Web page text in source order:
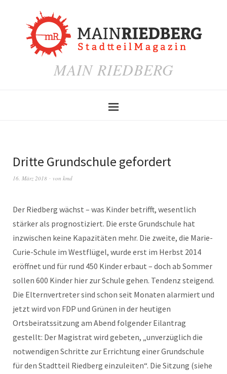
MAIN RIEDBERG
Dritte Grundschule gefordert
16. März 2018 von kmd
Der Riedberg wächst – was Kinder betrifft, wesentlich
stärker als prognostiziert. Die erste Grundschule hat
inzwischen keine Kapazitäten mehr. Die zweite, die Marie-
Curie-Schule im Westflügel, wurde erst im Herbst 2014
eröffnet und für rund 450 Kinder erbaut – doch ab Sommer
sollen 600 Kinder hier zur Schule gehen. Tendenz steigend.
Die Elternvertreter sind schon seit Monaten alarmiert und
jetzt wird von FDP und Grünen in der heutigen
Ortsbeiratssitzung am Abend folgender Eilantrag
gestellt: Der Magistrat wird gebeten, „unverzüglich die
notwendigen Schritte zur Errichtung einer Grundschule
für den Stadtteil Riedberg einzuleiten“. Die Sitzung (siehe